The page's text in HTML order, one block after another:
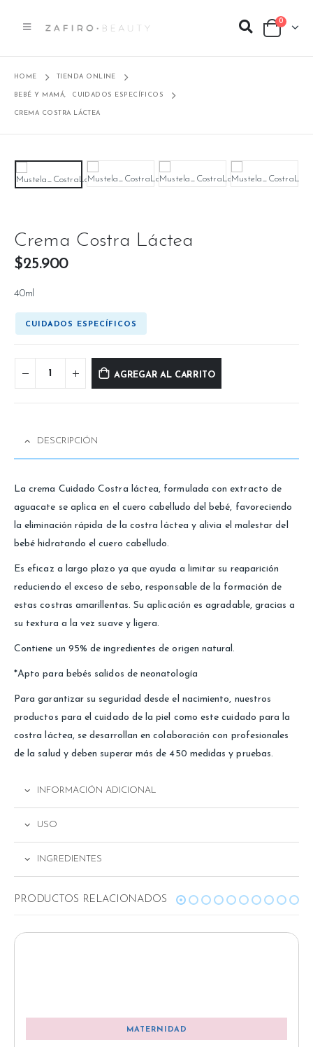
0
HOME TIENDA ONLINE
BEBÉ Y MAMÁ, CUIDADOS ESPECÍFICOS
CREMA COSTRA LÁCTEA
Crema Costra Láctea
$25.900
40ml
CUIDADOS ESPECÍFICOS
AGREGAR AL CARRITO
DESCRIPCIÓN
La crema Cuidado Costra láctea, formulada con extracto de
aguacate se aplica en el cuero cabelludo del bebé, favoreciendo
la eliminación rápida de la costra láctea y alivia el malestar del
bebé hidratando el cuero cabelludo.
Es eficaz a largo plazo ya que ayuda a limitar su reaparición
reduciendo el exceso de sebo, responsable de la formación de
estas costras amarillentas. Su aplicación es agradable, gracias a
su textura a la vez suave y ligera.
Contiene un 95% de ingredientes de origen natural.
*Apto para bebés salidos de neonatología
Para garantizar su seguridad desde el nacimiento, nuestros
productos para el cuidado de la piel como este cuidado para la
costra láctea, se desarrollan en colaboración con profesionales
de la salud y deben superar más de 450 medidas y pruebas.
INFORMACIÓN ADICIONAL
USO
INGREDIENTES
RELATED PRODUCTS
MATERNIDAD